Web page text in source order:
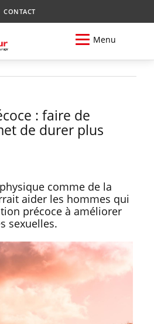
CONTACT
Menu
: faire de
de durer plus
comme de la
aider les hommes qui
précoce à améliorer
sexuelles.